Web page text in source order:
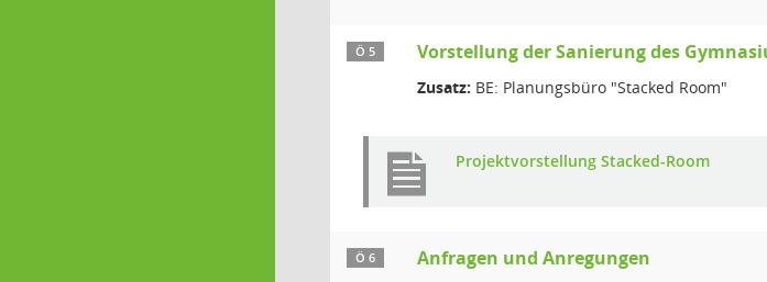
Ö 5 Vorstellung der Sanierung des
Zusatz: BE: Planungsbüro "Stacked Room"
Projektvorstellung Stacked-Room
Ö 6 Anfragen und Anregungen